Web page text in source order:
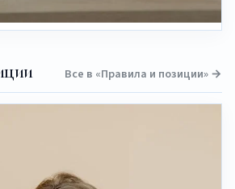
Все в «Правила и позиции» →